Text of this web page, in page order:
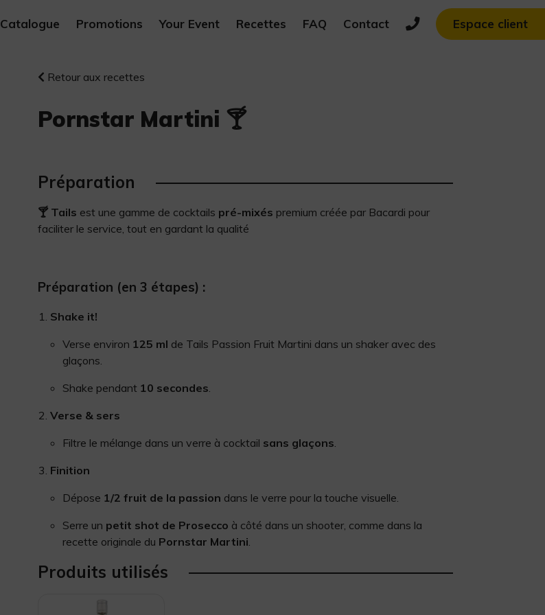
Catalogue Promotions Your Event Recettes FAQ Contact Espace client
Retour aux recettes
Pornstar Martini 🍸
Préparation
🍸 Tails est une gamme de cocktails pré-mixés premium créée par Bacardi pour
faciliter le service, tout en gardant la qualité
Préparation (en 3 étapes) :
Shake it!
Verse environ 125 ml de Tails Passion Fruit Martini dans un shaker avec des
glaçons.
Shake pendant 10 secondes.
Verse & sers
Filtre le mélange dans un verre à cocktail sans glaçons.
Finition
Dépose 1/2 fruit de la passion dans le verre pour la touche visuelle.
Serre un petit shot de Prosecco à côté dans un shooter, comme dans la
recette originale du Pornstar Martini.
Produits utilisés